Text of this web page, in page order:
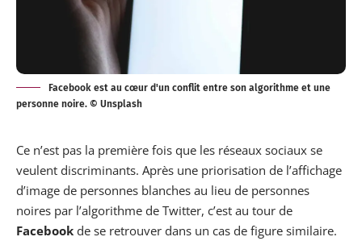
Facebook est au cœur d'un conflit entre son algorithme et une
personne noire. © Unsplash
Ce n’est pas la première fois que les réseaux sociaux se
veulent discriminants. Après une priorisation de l’affichage
d’image de personnes blanches au lieu de personnes
noires par l’algorithme de Twitter, c’est au tour de
Facebook de se retrouver dans un cas de figure similaire.